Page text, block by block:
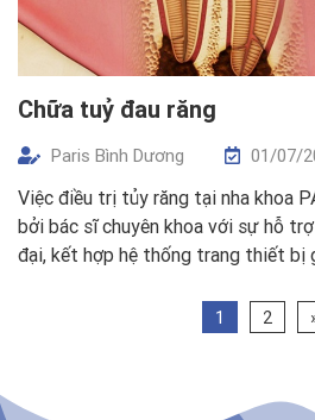
Chữa tuỷ đau răng
Paris Bình Dương 01/07/
Việc điều trị tủy răng tại nha khoa
bởi bác sĩ chuyên khoa với sự hỗ
đại, kết hợp hệ thống trang thiết bị
1 2